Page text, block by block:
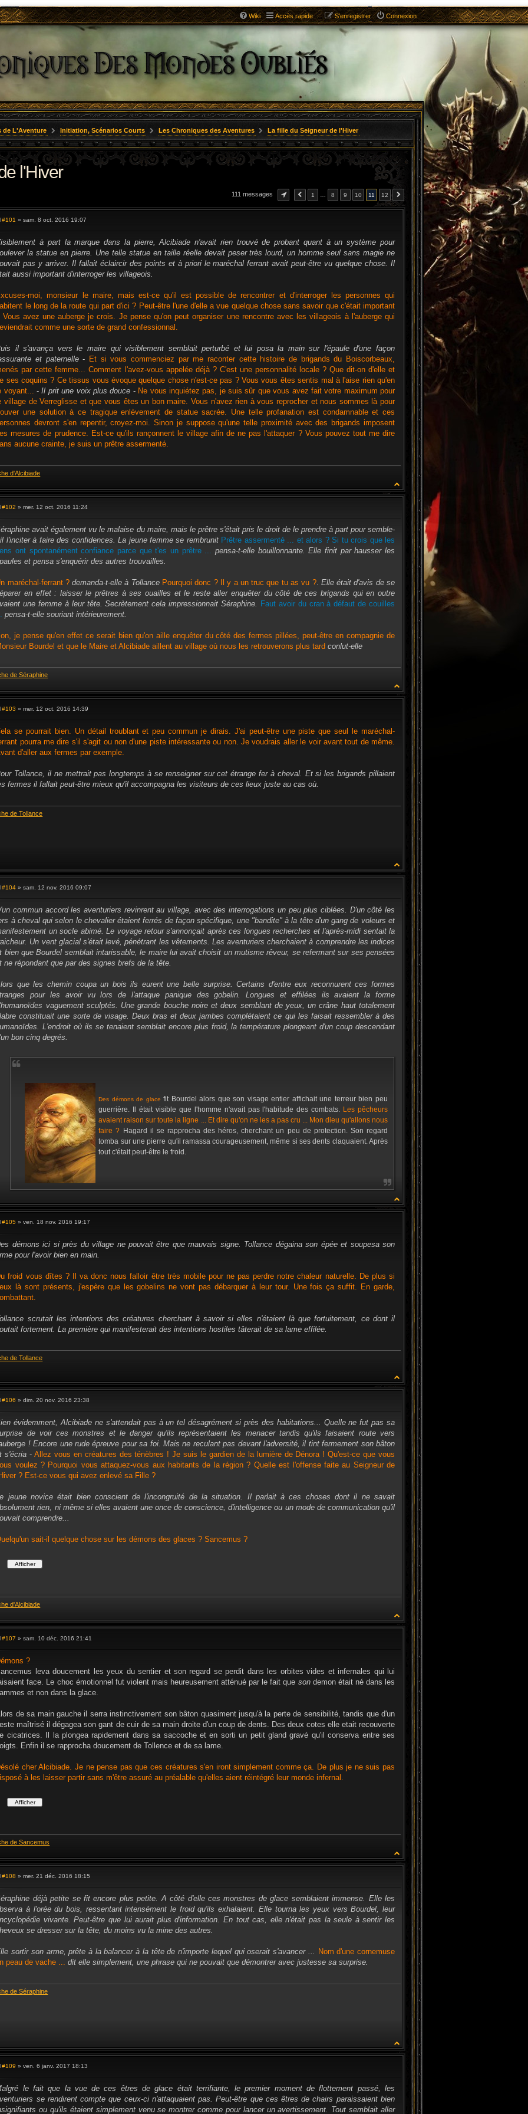
Wiki Accès rapide Connexion
S’enregistrer
de L'Aventure Initiation, Scénarios Courts Les Chroniques des Aventures La fille du Seigneur de l'Hiver
l'Hiver
111 messages 1 8 9 10 11 12
CITATION
s
s
a
e
#101 » sam. 8 oct. 2016 19:07
à part la marque dans la pierre, Alcibiade n'avait rien trouvé de probant quant à un système pour
la statue en pierre. Une telle statue en taille réelle devait peser très lourd, un homme seul sans magie ne
pas y arriver. Il fallait éclaircir des points et à priori le maréchal ferrant avait peut-être vu quelque chose. Il
aussi important d'interroger les villageois.
moi, monsieur le maire, mais est-ce qu'il est possible de rencontrer et d'interroger les personnes qui
le long de la route qui part d'ici ? Peut-être l'une d'elle a vue quelque chose sans savoir que c'était important
Vous avez une auberge je crois. Je pense qu'on peut organiser une rencontre avec les villageois à l'auberge qui
comme une sorte de grand confessionnal.
il s'avança vers le maire qui visiblement semblait perturbé et lui posa la main sur l'épaule d'une façon
et paternelle- Et si vous commenciez par me raconter cette histoire de brigands du Boiscorbeaux,
par cette femme... Comment l'avez-vous appelée déjà ? C'est une personnalité locale ? Que dit-on d'elle et
ses coquins ? Ce tissus vous évoque quelque chose n'est-ce pas ? Vous vous êtes sentis mal à l'aise rien qu'en
voyant... -Il prit une voix plus douce - Ne vous inquiétez pas, je suis sûr que vous avez fait votre maximum pour
village de Verreglisse et que vous êtes un bon maire. Vous n'avez rien à vous reprocher et nous sommes là pour
une solution à ce tragique enlèvement de statue sacrée. Une telle profanation est condamnable et ces
devront s'en repentir, croyez-moi. Sinon je suppose qu'une telle proximité avec des brigands imposent
mesures de prudence. Est-ce qu'ils rançonnent le village afin de ne pas l'attaquer ? Vous pouvez tout me dire
aucune crainte, je suis un prêtre assermenté.
d'Alcibiade
CITATION
e
s
s
a
e
#102 » mer. 12 oct. 2016 11:24
avait également vu le malaise du maire, mais le prêtre s'était pris le droit de le prendre à part pour semble-
l'inciter à faire des confidences. La jeune femme se rembrunit Prêtre assermenté ... et alors ? Si tu crois que les
ont spontanément confiance parce que t'es un prêtre ...
pensa-t-elle bouillonnante. Elle finit par hausser les
et pensa s'enquérir des autres trouvailles.
maréchal-ferrant ? demanda-t-elle à Tollance Pourquoi donc ? Il y a un truc que tu as vu ?. Elle était d'avis de se
en effet : laisser le prêtres à ses ouailles et le reste aller enquêter du côté de ces brigands qui en outre
une femme à leur tête. Secrètement cela impressionnait Séraphine.
Faut avoir du cran à défaut de couilles
pensa-t-elle souriant intérieurement.
je pense qu'en effet ce serait bien qu'on aille enquêter du côté des fermes pillées, peut-être en compagnie de
Bourdel et que le Maire et Alcibiade aillent au village où nous les retrouverons plus tard conlut-elle
de Séraphine
CITATION
s
s
a
e
#103 » mer. 12 oct. 2016 14:39
se pourrait bien. Un détail troublant et peu commun je dirais. J'ai peut-être une piste que seul le maréchal-
pourra me dire s'il s'agit ou non d'une piste intéressante ou non. Je voudrais aller le voir avant tout de même.
d'aller aux fermes par exemple.
Tollance, il ne mettrait pas longtemps à se renseigner sur cet étrange fer à cheval. Et si les brigands pillaient
fermes il fallait peut-être mieux qu'il accompagna les visiteurs de ces lieux juste au cas où.
de Tollance
CITATION
e
s
s
a
e
#104 » sam. 12 nov. 2016 09:07
commun accord les aventuriers revinrent au village, avec des interrogations un peu plus ciblées. D'un côté les
à cheval qui selon le chevalier étaient ferrés de façon spécifique, une "bandite" à la tête d'un gang de voleurs et
un socle abimé. Le voyage retour s'annonçait après ces longues recherches et l'après-midi sentait la
Un vent glacial s'était levé, pénétrant les vêtements. Les aventuriers cherchaient à comprendre les indices
bien que Bourdel semblait intarissable, le maire lui avait choisit un mutisme rêveur, se refermant sur ses pensées
ne répondant que par des signes brefs de la tête.
que les chemin coupa un bois ils eurent une belle surprise. Certains d'entre eux reconnurent ces formes
pour les avoir vu lors de l'attaque panique des gobelin. Longues et effilées ils avaient la forme
vaguement sculptés. Une grande bouche noire et deux semblant de yeux, un crâne haut totalement
constituait une sorte de visage. Deux bras et deux jambes complétaient ce qui les faisait ressembler à des
L'endroit où ils se tenaient semblait encore plus froid, la température plongeant d'un coup descendant
bon cinq degrés.
Des démons de glace fit Bourdel alors que son visage entier affichait une terreur bien peu
guerrière. Il était visible que l'homme n'avait pas l'habitude des combats. Les pêcheurs
avaient raison sur toute la ligne ... Et dire qu'on ne les a pas cru ... Mon dieu qu'allons nous
faire ? Hagard il se rapprocha des héros, cherchant un peu de protection. Son regard
tomba sur une pierre qu'il ramassa courageusement, même si ses dents claquaient. Après
tout c'était peut-être le froid.
CITATION
s
a
#105 » ven. 18 nov. 2016 19:17
démons ici si près du village ne pouvait être que mauvais signe. Tollance dégaina son épée et soupesa son
pour l'avoir bien en main.
froid vous dîtes ? Il va donc nous falloir être très mobile pour ne pas perdre notre chaleur naturelle. De plus si
là sont présents, j'espère que les gobelins ne vont pas débarquer à leur tour. Une fois ça suffit. En garde,
scrutait les intentions des créatures cherchant à savoir si elles n'étaient là que fortuitement, ce dont il
fortement. La première qui manifesterait des intentions hostiles tâterait de sa lame effilée.
de Tollance
CITATION
e
s
s
a
g
e
#106 » dim. 20 nov. 2016 23:38
évidemment, Alcibiade ne s'attendait pas à un tel désagrément si près des habitations... Quelle ne fut pas sa
de voir ces monstres et le danger qu'ils représentaient les menacer tandis qu'ils faisaient route vers
! Encore une rude épreuve pour sa foi. Mais ne reculant pas devant l'adversité, il tint fermement son bâton
s'écria -Allez vous en créatures des ténèbres ! Je suis le gardien de la lumière de Dénora ! Qu'est-ce que vous
voulez ? Pourquoi vous attaquez-vous aux habitants de la région ? Quelle est l'offense faite au Seigneur de
? Est-ce vous qui avez enlevé sa Fille ?
jeune novice était bien conscient de l'incongruité de la situation. Il parlait à ces choses dont il ne savait
rien, ni même si elles avaient une once de conscience, d'intelligence ou un mode de communication qu'il
comprendre...
sait-il quelque chose sur les démons des glaces ? Sancemus ?
d'Alcibiade
CITATION
s
s
a
g
e
#107 » sam. 10 déc. 2016 21:41
?
leva doucement les yeux du sentier et son regard se perdit dans les orbites vides et infernales qui lui
face. Le choc émotionnel fut violent mais heureusement atténué par le fait que sondemon était né dans les
et non dans la glace.
de sa main gauche il serra instinctivement son bâton quasiment jusqu'à la perte de sensibilité, tandis que d'un
maîtrisé il dégagea son gant de cuir de sa main droite d'un coup de dents. Des deux cotes elle etait recouverte
cicatrices. Il la plongea rapidement dans sa saccoche et en sorti un petit gland gravé qu'il conserva entre ses
Enfin il se rapprocha doucement de Tollence et de sa lame.
cher Alcibiade. Je ne pense pas que ces créatures s'en iront simplement comme ça. De plus je ne suis pas
à les laisser partir sans m'être assuré au préalable qu'elles aient réintégré leur monde infernal.
de Sancemus
CITATION
e
s
s
a
g
e
#108 » mer. 21 déc. 2016 18:15
déjà petite se fit encore plus petite. A côté d'elle ces monstres de glace semblaient immense. Elle les
à l'orée du bois, ressentant intensément le froid qu'ils exhalaient. Elle tourna les yeux vers Bourdel, leur
vivante. Peut-être que lui aurait plus d'information. En tout cas, elle n'était pas la seule à sentir les
se dresser sur la tête, du moins vu la mine des autres.
sortir son arme, prête à la balancer à la tête de n'importe lequel qui oserait s'avancer ... Nom d'une cornemuse
peau de vache ... dit elle simplement, une phrase qui ne pouvait que démontrer avec justesse sa surprise.
de Séraphine
CITATION
s
a
#109 » ven. 6 janv. 2017 18:13
le fait que la vue de ces êtres de glace était terrifiante, le premier moment de flottement passé, les
se rendirent compte que ceux-ci n'attaquaient pas. Peut-être que ces êtres de chairs paraissaient bien
ou qu'ils étaient simplement venu se montrer comme pour lancer un avertissement. Tout semblait aller